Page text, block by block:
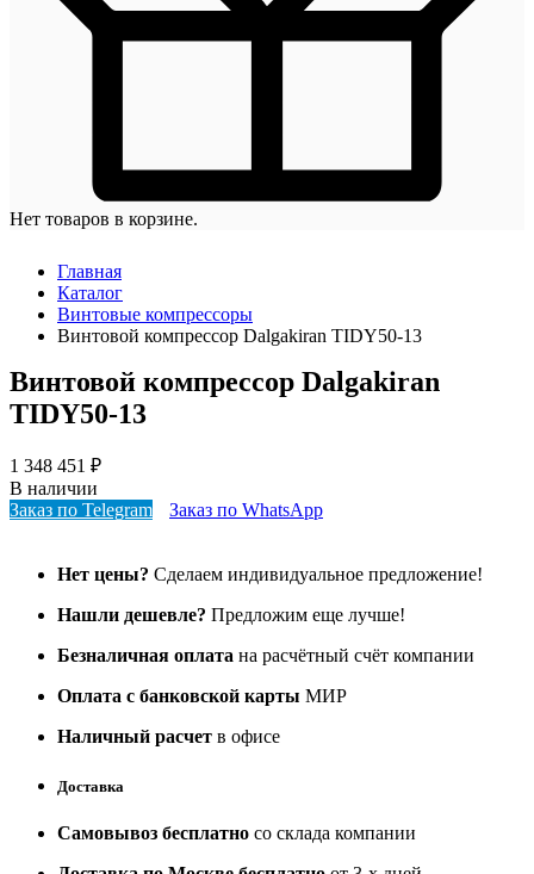
Нет товаров в корзине.
Главная
Каталог
Винтовые компрессоры
Винтовой компрессор Dalgakiran TIDY50-13
Винтовой компрессор Dalgakiran
TIDY50-13
1 348 451 ₽
В наличии
Заказ по Telegram
Заказ по WhatsApp
Нет цены? Сделаем индивидуальное предложение!
Нашли дешевле? Предложим еще лучше!
Безналичная оплата на расчётный счёт компании
Оплата с банковской карты МИР
Наличный расчет в офисе
Доставка
Самовывоз бесплатно со склада компании